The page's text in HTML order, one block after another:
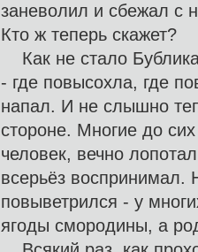
заневолил и сбежал с
Кто ж теперь скажет?
Как не стало
- где повысохла, где
напал. И не слышно
стороне. Многие до
человек, вечно
всерьёз воспринимал.
повыветрился - у
ягоды смородины, а